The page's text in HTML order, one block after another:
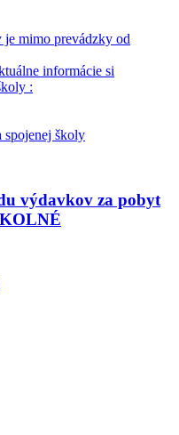
mimo prevádzky od
informácie si
:
školy
výdavkov za pobyt